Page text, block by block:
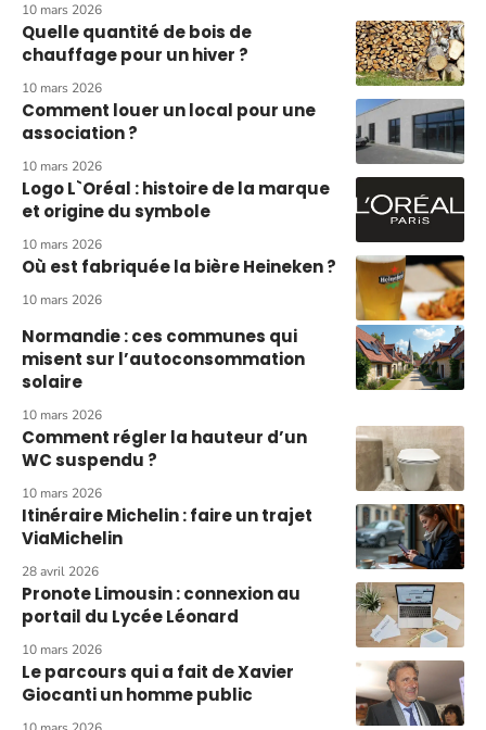
10 mars 2026
Quelle quantité de bois de
chauffage pour un hiver ?
10 mars 2026
Comment louer un local pour une
association ?
10 mars 2026
Logo L`Oréal : histoire de la marque
et origine du symbole
10 mars 2026
Où est fabriquée la bière Heineken ?
10 mars 2026
Normandie : ces communes qui
misent sur l’autoconsommation
solaire
10 mars 2026
Comment régler la hauteur d’un
WC suspendu ?
10 mars 2026
Itinéraire Michelin : faire un trajet
ViaMichelin
28 avril 2026
Pronote Limousin : connexion au
portail du Lycée Léonard
10 mars 2026
Le parcours qui a fait de Xavier
Giocanti un homme public